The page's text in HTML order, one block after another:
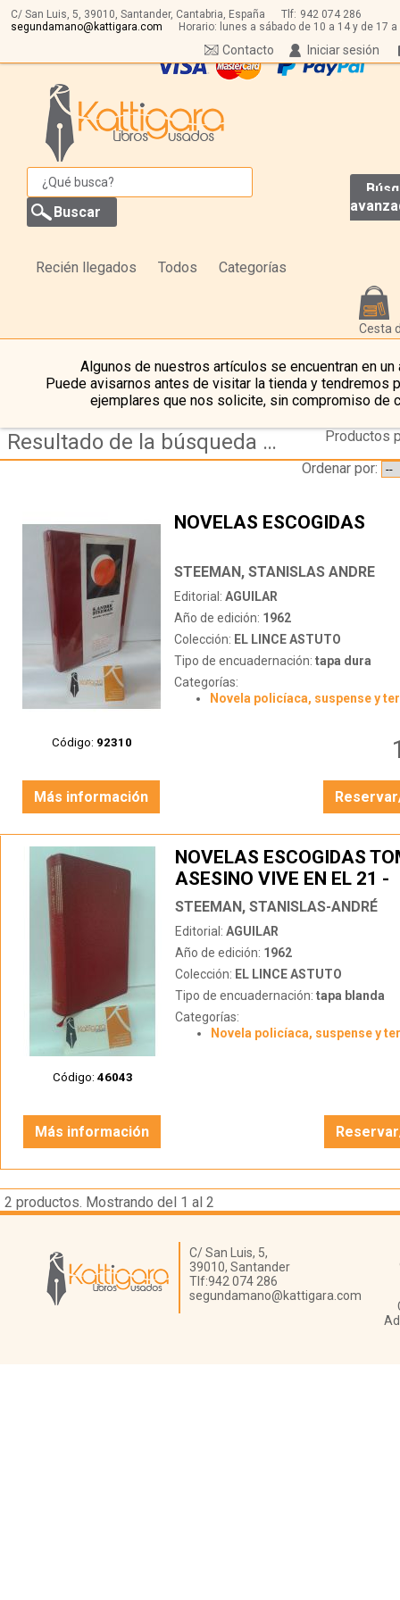
C/ San Luis, 5, 39010, Santander, Cantabria, España Tlf: 942 074 286
segundamano@kattigara.com
Horario: lunes a sábado de 10 a 14 y de 17 a
Iniciar sesión
Contacto
Recién llegados Todos Categorías
Cesta
Algunos de nuestros artículos se encuentran en un
Puede avisarnos antes de visitar la tienda y tendremos
ejemplares que nos solicite, sin compromiso de
Resultado de la búsqueda de autor steeman,-stanislas-andre
Productos
Ordenar por:
Código: 92310
NOVELAS ESCOGIDAS
STEEMAN, STANISLAS ANDRE
Editorial: AGUILAR
Año de edición: 1962
Colección: EL LINCE ASTUTO
Tipo de encuadernación: tapa dura
Categorías:
Novela policíaca, suspense y
Más información
Código: 46043
NOVELAS ESCOGIDAS
ASESINO VIVE EN EL 21 -
ADORABLE ESPECTRO -
DEL 12 AL 13 - EL
LORD - CRÍMENES EN
STEEMAN, STANISLAS-ANDRÉ
Editorial: AGUILAR
Año de edición: 1962
Colección: EL LINCE ASTUTO
Tipo de encuadernación: tapa blanda
Categorías:
Novela policíaca, suspense y
Más información
2 productos. Mostrando del 1 al 2
Librería Kattigara
C/ San Luis, 5,
39010, Santander
Tlf:942 074 286
segundamano@kattigara.com